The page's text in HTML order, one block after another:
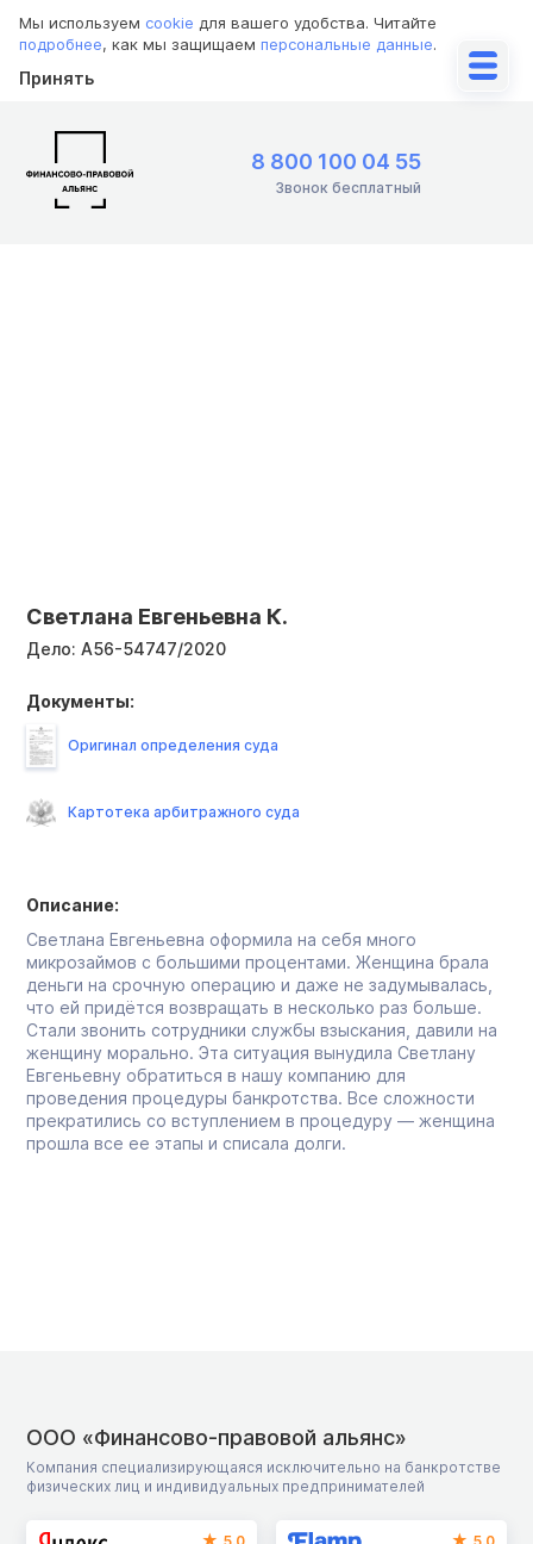
Мы используем cookie для вашего удобства. Читайте
подробнее, как мы защищаем персональные данные.
Принять
8 800 100 04 55
Звонок бесплатный
Светлана Евгеньевна К.
Дело: А56-54747/2020
Описание:
Светлана Евгеньевна оформила на себя много
микрозаймов с большими процентами. Женщина брала
деньги на срочную операцию и даже не задумывалась,
что ей придётся возвращать в несколько раз больше.
Стали звонить сотрудники службы взыскания, давили на
женщину морально. Эта ситуация вынудила Светлану
Евгеньевну обратиться в нашу компанию для
проведения процедуры банкротства. Все сложности
прекратились со вступлением в процедуру — женщина
прошла все ее этапы и списала долги.
Документы:
Оригинал определения суда
Картотека арбитражного суда
ООО «Финансово-правовой альянс»
Компания специализирующаяся исключительно на банкротстве
физических лиц и индивидуальных предпринимателей